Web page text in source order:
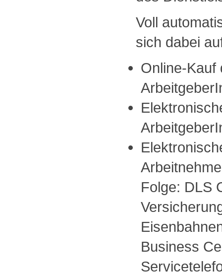
Voll
sich dabei
Online-Kauf
Folge: DLS
Business